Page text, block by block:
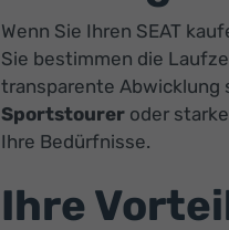
Wenn Sie Ihren SEAT
Sie bestimmen die
transparente Abwicklung
Sportstoureroder starke
Ihre Bedürfnisse.
Ihre